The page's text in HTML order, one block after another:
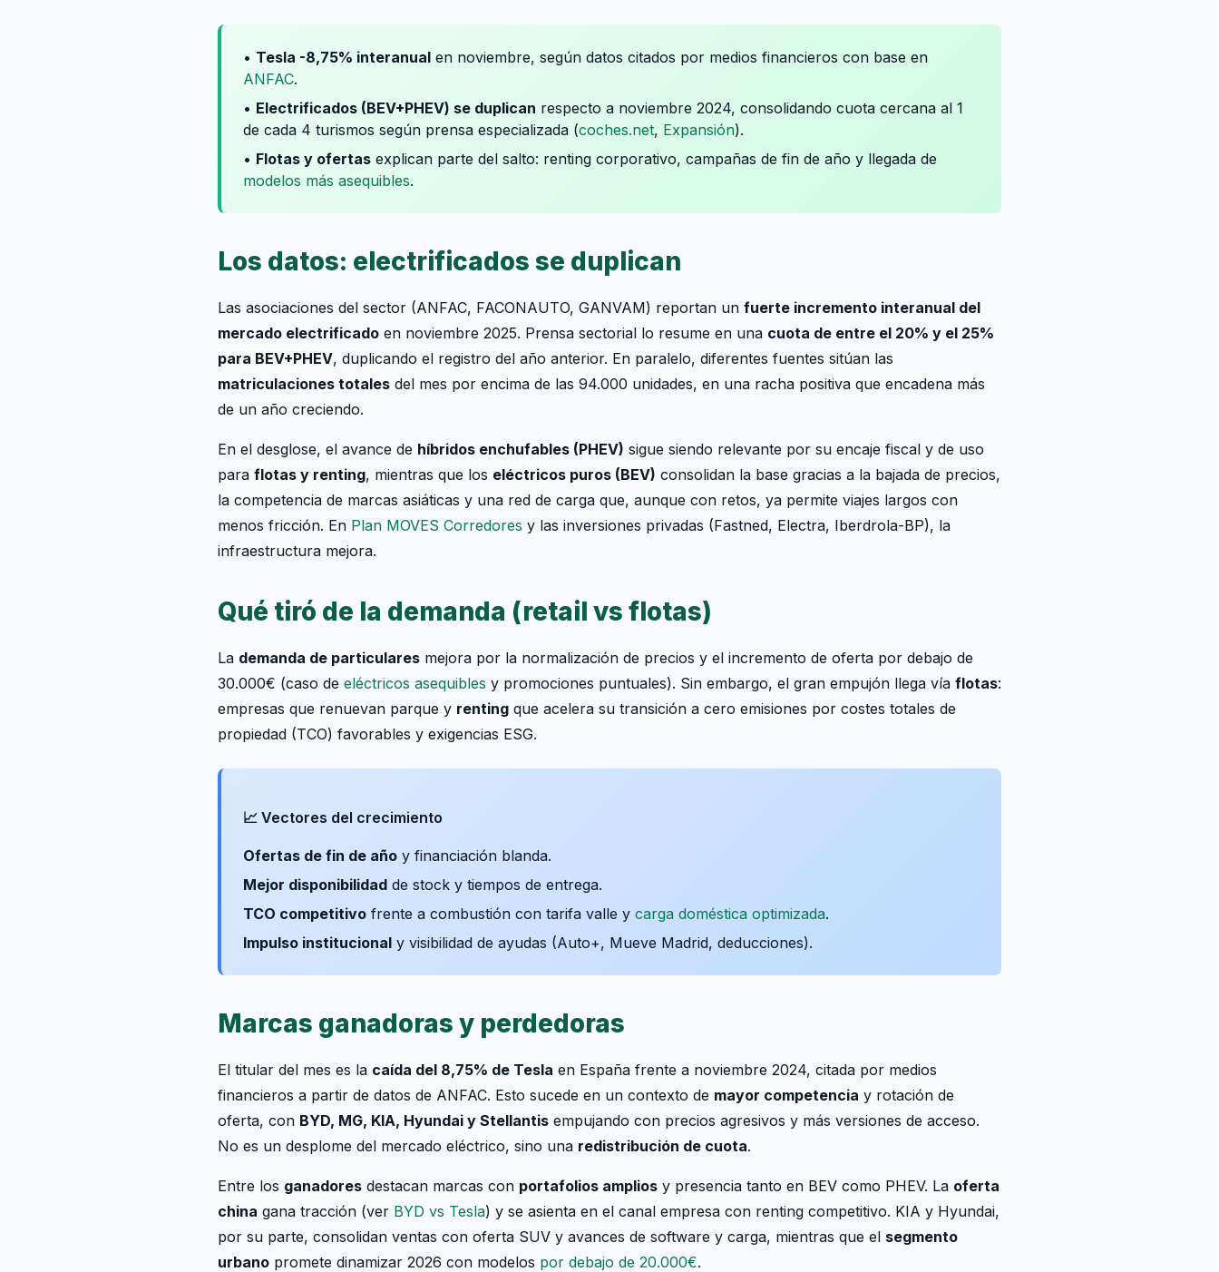
• Tesla -8,75% interanual en noviembre, según datos citados por medios financieros con base en
ANFAC.
• Electrificados (BEV+PHEV) se duplican respecto a noviembre 2024, consolidando cuota cercana al 1
de cada 4 turismos según prensa especializada (coches.net, Expansión).
• Flotas y ofertas explican parte del salto: renting corporativo, campañas de fin de año y llegada de
modelos más asequibles.
Los datos: electrificados se duplican
Las asociaciones del sector (ANFAC, FACONAUTO, GANVAM) reportan un fuerte incremento interanual del
mercado electrificado en noviembre 2025. Prensa sectorial lo resume en una cuota de entre el 20% y el 25%
para BEV+PHEV, duplicando el registro del año anterior. En paralelo, diferentes fuentes sitúan las
matriculaciones totales del mes por encima de las 94.000 unidades, en una racha positiva que encadena más
de un año creciendo.
En el desglose, el avance de híbridos enchufables (PHEV) sigue siendo relevante por su encaje fiscal y de uso
para flotas y renting, mientras que los eléctricos puros (BEV) consolidan la base gracias a la bajada de precios,
la competencia de marcas asiáticas y una red de carga que, aunque con retos, ya permite viajes largos con
menos fricción. En Plan MOVES Corredores y las inversiones privadas (Fastned, Electra, Iberdrola-BP), la
infraestructura mejora.
Qué tiró de la demanda (retail vs flotas)
La demanda de particulares mejora por la normalización de precios y el incremento de oferta por debajo de
30.000€ (caso de eléctricos asequibles y promociones puntuales). Sin embargo, el gran empujón llega vía flotas:
empresas que renuevan parque y renting que acelera su transición a cero emisiones por costes totales de
propiedad (TCO) favorables y exigencias ESG.
📈 Vectores del crecimiento
Ofertas de fin de año y financiación blanda.
Mejor disponibilidad de stock y tiempos de entrega.
TCO competitivo frente a combustión con tarifa valle y carga doméstica optimizada.
Impulso institucional y visibilidad de ayudas (Auto+, Mueve Madrid, deducciones).
Marcas ganadoras y perdedoras
El titular del mes es la caída del 8,75% de Tesla en España frente a noviembre 2024, citada por medios
financieros a partir de datos de ANFAC. Esto sucede en un contexto de mayor competencia y rotación de
oferta, con BYD, MG, KIA, Hyundai y Stellantis empujando con precios agresivos y más versiones de acceso.
No es un desplome del mercado eléctrico, sino una redistribución de cuota.
Entre los ganadores destacan marcas con portafolios amplios y presencia tanto en BEV como PHEV. La oferta
china gana tracción (ver BYD vs Tesla) y se asienta en el canal empresa con renting competitivo. KIA y Hyundai,
por su parte, consolidan ventas con oferta SUV y avances de software y carga, mientras que el segmento
urbano promete dinamizar 2026 con modelos por debajo de 20.000€.